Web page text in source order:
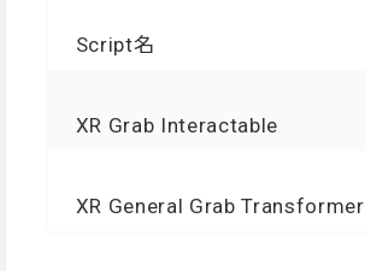
Script名
XR Grab Interactable
XR General Grab Transformer